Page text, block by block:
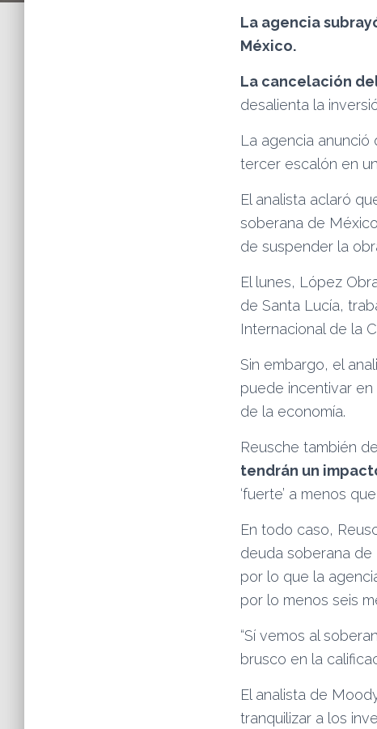
La agencia
México.
La cancelación
desalienta la
La agencia
tercer escalón en
El analista aclaró
soberana de
de suspender la
El lunes, López
de Santa Lucía,
Internacional de la
Sin embargo, el
puede incentivar
de la economía.
Reusche también
tendrán un
‘fuerte’ a menos
En todo caso,
deuda soberana
por lo que la
por lo menos seis
“Sí vemos al
brusco en la
El analista de
tranquilizar a los